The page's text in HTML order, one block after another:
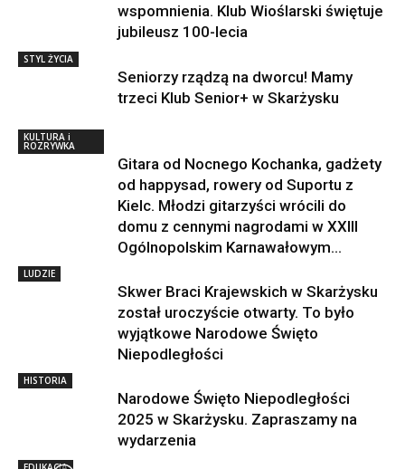
wspomnienia. Klub Wioślarski świętuje
jubileusz 100-lecia
STYL ŻYCIA
Seniorzy rządzą na dworcu! Mamy
trzeci Klub Senior+ w Skarżysku
KULTURA i
ROZRYWKA
Gitara od Nocnego Kochanka, gadżety
od happysad, rowery od Suportu z
Kielc. Młodzi gitarzyści wrócili do
domu z cennymi nagrodami w XXIII
Ogólnopolskim Karnawałowym...
LUDZIE
Skwer Braci Krajewskich w Skarżysku
został uroczyście otwarty. To było
wyjątkowe Narodowe Święto
Niepodległości
HISTORIA
Narodowe Święto Niepodległości
2025 w Skarżysku. Zapraszamy na
wydarzenia